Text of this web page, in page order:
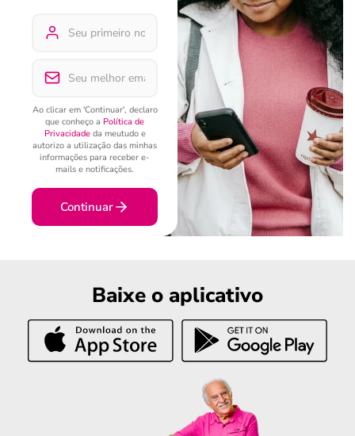
Ao clicar em 'Continuar', declaro
que conheço a Política de
Privacidadeda meutudo e
autorizo a utilização das minhas
informações para receber e-
mails e notificações.
Continuar
Baixe o aplicativo